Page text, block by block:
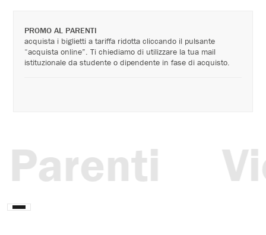
Interrompi
PROMO AL PARENTI
acquista i biglietti a tariffa ridotta cliccando il pulsante
“acquista online”. Ti chiediamo di utilizzare la tua mail
istituzionale da studente o dipendente in fase di acquisto.